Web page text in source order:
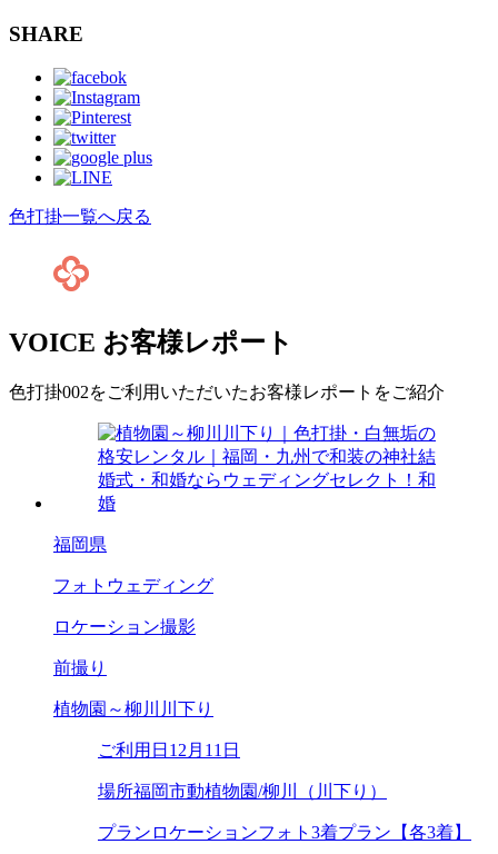
SHARE
色打掛一覧へ戻る
VOICE お客様レポート
色打掛002をご利用いただいたお客様レポートをご紹介
福岡県
フォトウェディング
ロケーション撮影
前撮り
植物園～柳川川下り
ご利用日 12月11日
場所福岡市動植物園/柳川（川下り）
プラン ロケーションフォト3着プラン【各3着】